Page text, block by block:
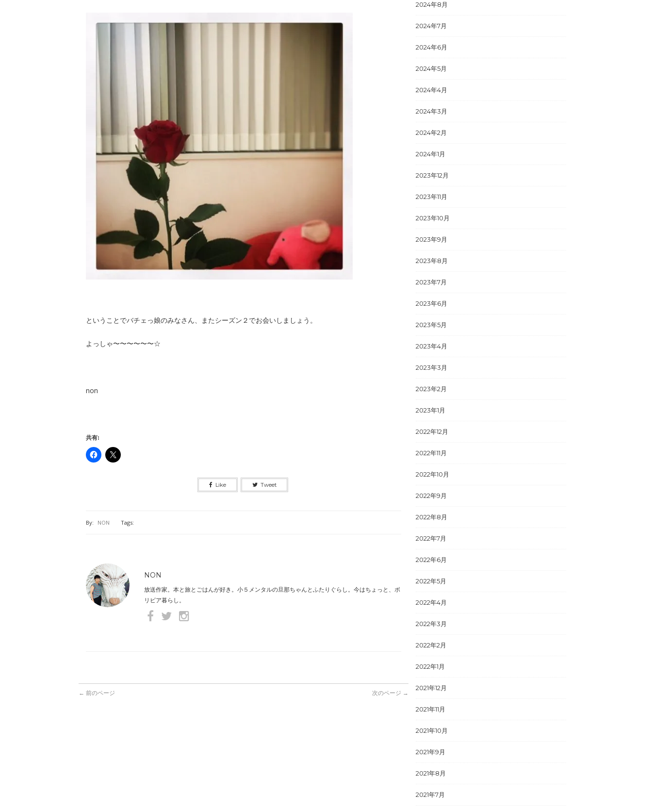
ということでバチェっ娘のみなさん、またシーズン２でお会いしましょう。
よっしゃ〜〜〜〜〜〜☆
non
共有:
Like Tweet
By: NON Tags:
NON
放送作家。本と旅とごはんが好き。小５メンタルの旦那ちゃんとふたりぐらし。今はちょっと、ボ
リビア暮らし。
← 前のページ 次のページ →
2024年8月
2024年7月
2024年6月
2024年5月
2024年4月
2024年3月
2024年2月
2024年1月
2023年12月
2023年11月
2023年10月
2023年9月
2023年8月
2023年7月
2023年6月
2023年5月
2023年4月
2023年3月
2023年2月
2023年1月
2022年12月
2022年11月
2022年10月
2022年9月
2022年8月
2022年7月
2022年6月
2022年5月
2022年4月
2022年3月
2022年2月
2022年1月
2021年12月
2021年11月
2021年10月
2021年9月
2021年8月
2021年7月